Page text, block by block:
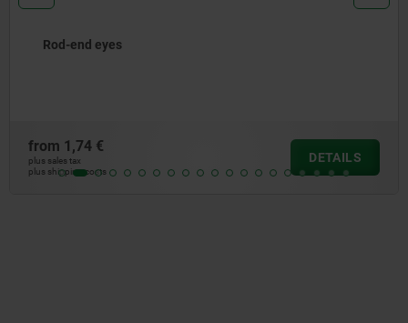
plus shipping costs